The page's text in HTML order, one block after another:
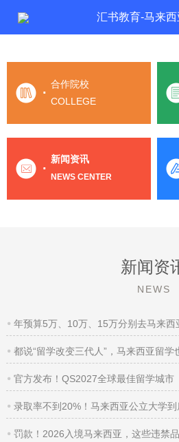
汇书教育-马来
·
合作院校
COLLEGE
·
新闻资讯
NEWS CENTER
新闻资
NEWS
年预算5万、10万、15万分别去马来西
都说“留学改变三代人”，马来西亚留学
官方发布！QS2027全球最佳留学城市
录取率不到20%！马来西亚公立大学到
罚款！2026入境马来西亚，这些违禁